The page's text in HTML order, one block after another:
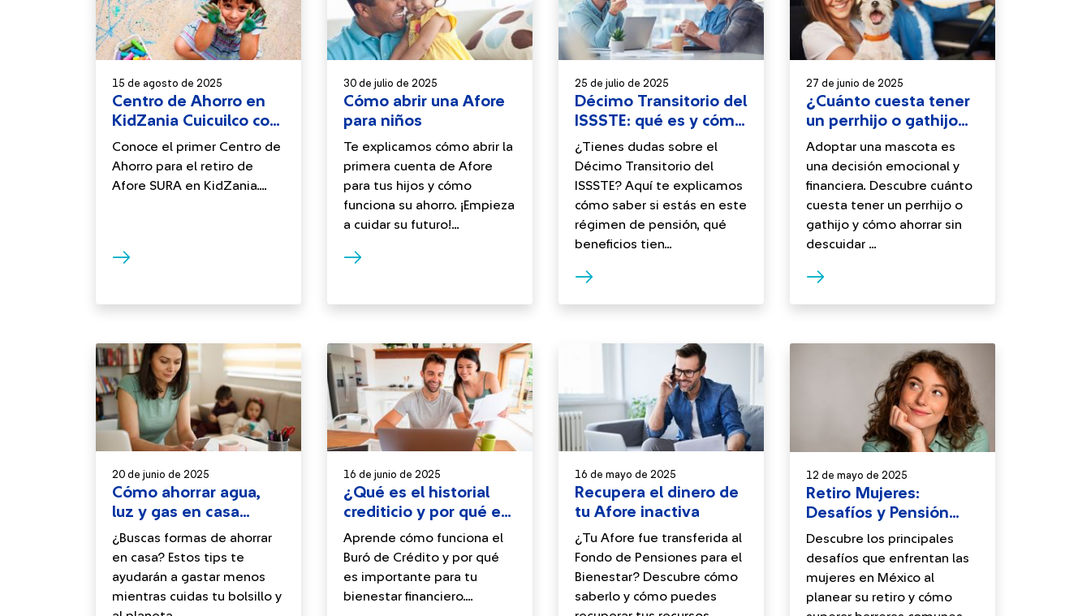
15 de agosto de 2025
Centro de Ahorro en
KidZania Cuicuilco con
Afore SURA
Conoce el primer Centro de
Ahorro para el retiro de
Afore SURA en KidZania....
30 de julio de 2025
Cómo abrir una Afore
para niños
Te explicamos cómo abrir la
primera cuenta de Afore
para tus hijos y cómo
funciona su ahorro. ¡Empieza
a cuidar su futuro!...
25 de julio de 2025
Décimo Transitorio del
ISSSTE: qué es y cómo
saberlo
¿Tienes dudas sobre el
Décimo Transitorio del
ISSSTE? Aquí te explicamos
cómo saber si estás en este
régimen de pensión, qué
beneficios tien...
27 de junio de 2025
¿Cuánto cuesta tener
un perrhijo o gathijo
en México?
Adoptar una mascota es
una decisión emocional y
financiera. Descubre cuánto
cuesta tener un perrhijo o
gathijo y cómo ahorrar sin
descuidar ...
20 de junio de 2025
Cómo ahorrar agua,
luz y gas en casa
fácilmente
¿Buscas formas de ahorrar
en casa? Estos tips te
ayudarán a gastar menos
mientras cuidas tu bolsillo y
16 de junio de 2025
¿Qué es el historial
crediticio y por qué es
importante?
Aprende cómo funciona el
Buró de Crédito y por qué
es importante para tu
bienestar financiero....
16 de mayo de 2025
Recupera el dinero de
tu Afore inactiva
¿Tu Afore fue transferida al
Fondo de Pensiones para el
Bienestar? Descubre cómo
saberlo y cómo puedes
12 de mayo de 2025
Retiro Mujeres:
Desafíos y Pensión
Segura
Descubre los principales
desafíos que enfrentan las
mujeres en México al
planear su retiro y cómo